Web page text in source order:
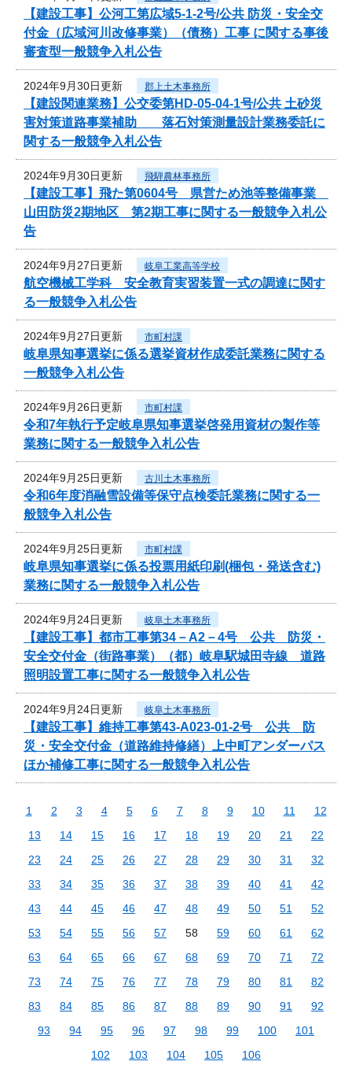
【建設工事】公河工第広域5-1-2号/公共 防災・安全交
付金（広域河川改修事業）（債務）工事 に関する事後
審査型一般競争入札公告
2024年9月30日更新 郡上土木事務所
【建設関連業務】公交委第HD-05-04-1号/公共 土砂災
害対策道路事業補助 落石対策測量設計業務委託に
関する一般競争入札公告
2024年9月30日更新 飛騨農林事務所
【建設工事】飛た第0604号 県営ため池等整備事業
山田防災2期地区 第2期工事に関する一般競争入札公
告
2024年9月27日更新 岐阜工業高等学校
航空機械工学科 安全教育実習装置一式の調達に関す
る一般競争入札公告
2024年9月27日更新 市町村課
岐阜県知事選挙に係る選挙資材作成委託業務に関する
一般競争入札公告
2024年9月26日更新 市町村課
令和7年執行予定岐阜県知事選挙啓発用資材の製作等
業務に関する一般競争入札公告
2024年9月25日更新 古川土木事務所
令和6年度消融雪設備等保守点検委託業務に関する一
般競争入札公告
2024年9月25日更新 市町村課
岐阜県知事選挙に係る投票用紙印刷(梱包・発送含む)
業務に関する一般競争入札公告
2024年9月24日更新 岐阜土木事務所
【建設工事】都市工事第34－A2－4号 公共 防災・
安全交付金（街路事業）（都）岐阜駅城田寺線 道路
照明設置工事に関する一般競争入札公告
2024年9月24日更新 岐阜土木事務所
【建設工事】維持工事第43-A023-01-2号 公共 防
災・安全交付金（道路維持修繕）上中町アンダーパス
ほか補修工事に関する一般競争入札公告
1 2 3 4 5 6 7 8 9 10 11
12
13
14 15 16 17 18 19 20 21
22
23
24 25 26 27 28 29 30 31
32
33
34 35 36 37 38 39 40 41
42
43
44 45 46 47 48 49 50 51
52
53
54 55 56 57 58 59 60 61
62
63
64 65 66 67 68 69 70 71
72
73
74 75 76 77 78 79 80 81
82
83
84 85 86 87 88 89 90 91
92
93
94 95 96 97 98 99 100
101
102
103 104 105 106